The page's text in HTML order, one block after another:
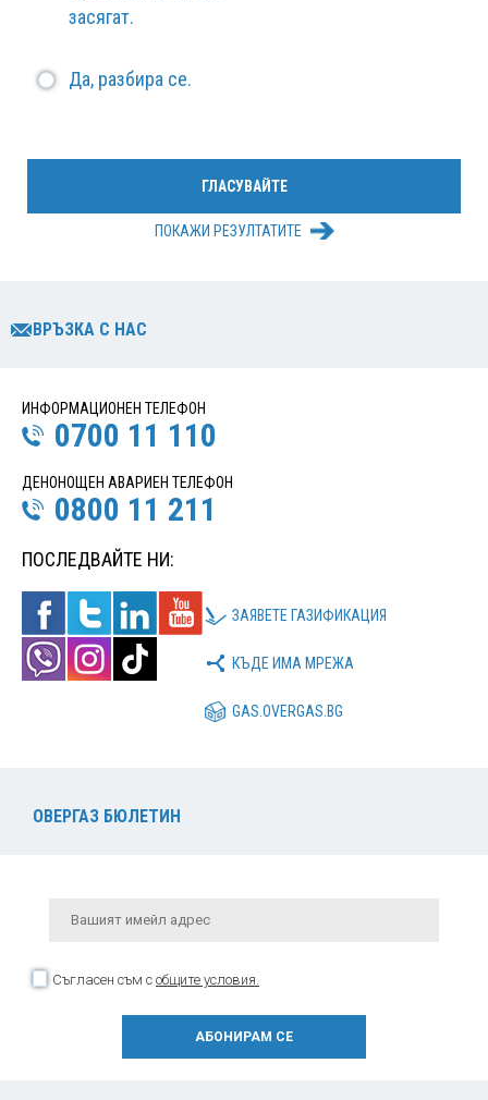
засягат.
Да, разбира се.
ПОКАЖИ РЕЗУЛТАТИТЕ
ВРЪЗКА С НАС
ИНФОРМАЦИОНЕН ТЕЛЕФОН
0700 11 110
ДЕНОНОЩЕН АВАРИЕН ТЕЛЕФОН
0800 11 211
ПОСЛЕДВАЙТЕ НИ:
ЗАЯВЕТЕ ГАЗИФИКАЦИЯ
КЪДЕ ИМА МРЕЖА
GAS.OVERGAS.BG
ОВЕРГАЗ БЮЛЕТИН
Съгласен съм с общите условия.